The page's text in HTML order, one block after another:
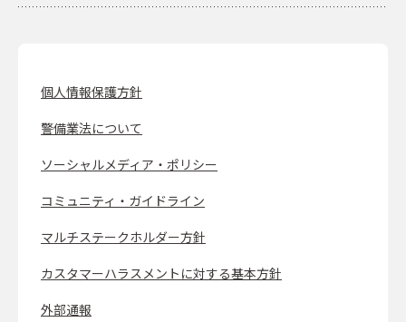
個人情報保護方針
警備業法について
ソーシャルメディア・ポリシー
コミュニティ・ガイドライン
マルチステークホルダー方針
カスタマーハラスメントに対する基本方針
外部通報